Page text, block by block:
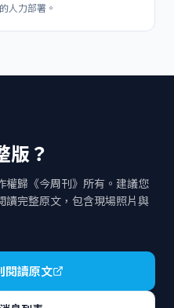
人力部署。
版？
權歸《今周刊》所有。建議您
讀完整原文，包含現場照片與
閱讀原文